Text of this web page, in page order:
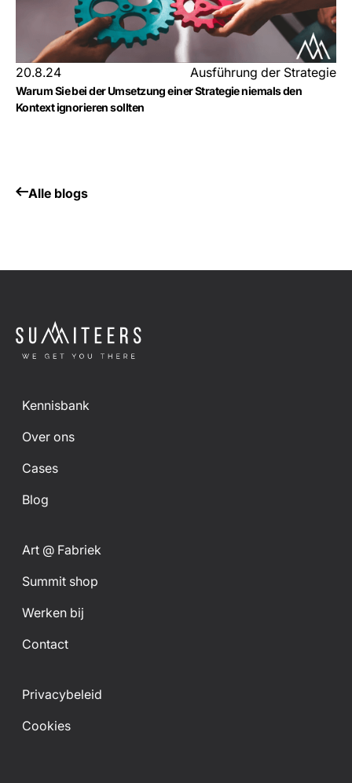
20.8.24 Ausführung der Strategie
Warum Sie bei der Umsetzung einer Strategie niemals den
Kontext ignorieren sollten
Alle blogs
Kennisbank
Over ons
Cases
Blog
Art @ Fabriek
Summit shop
Werken bij
Contact
Privacybeleid
Cookies